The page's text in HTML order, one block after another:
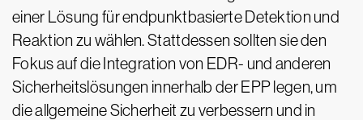
einer Lösung für endpunktbasierte Detektion und
Reaktion zu wählen. Stattdessen sollten sie den
Fokus auf die Integration von EDR- und anderen
Sicherheitslösungen innerhalb der EPP legen, um
die allgemeine Sicherheit zu verbessern und in